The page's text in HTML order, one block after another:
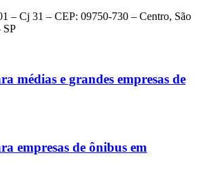
– Cj 31 – CEP: 09750-730 – Centro, São
SP
médias e grandes empresas de
empresas de ônibus em